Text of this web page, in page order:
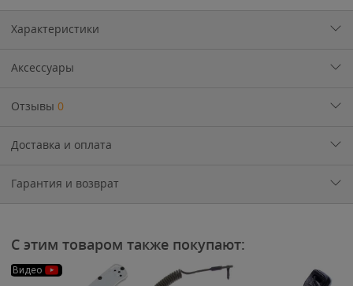
Характеристики
Аксессуары
Отзывы 0
Доставка и оплата
Гарантия и возврат
С этим товаром также покупают:
Видео